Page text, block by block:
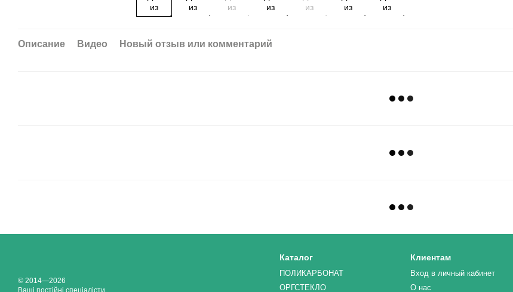
Описание Видео Новый отзыв или комментарий
© 2014—2026
Ваші постійні спеціалісти
Каталог
ПОЛИКАРБОНАТ
ОРГСТЕКЛО
Клиентам
Вход в личный кабинет
О нас